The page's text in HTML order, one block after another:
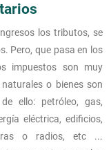
los tributos, se
Pero, que pasa en los
impuestos son muy
o bienes son
ello: petróleo, gas,
eléctrica, edificios,
o radios, etc ...